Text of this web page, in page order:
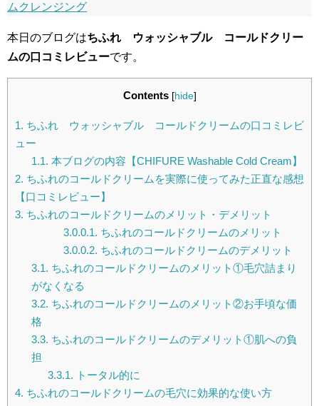
ムクレンジング
本日のブログはちふれ ウォッシャブル コールドクリー
ムの口コミレビューです。
Contents [hide]
1. ちふれ ウォッシャブル コールドクリームの口コミレビ
ュー
1.1. 本ブログの内容【CHIFURE Washable Cold Cream】
2. ちふれのコールドクリームを実際に使ってみた正直な感想
【口コミレビュー】
3. ちふれのコールドクリームのメリット・デメリット
3.0.0.1. ちふれのコールドクリームのメリット
3.0.0.2. ちふれのコールドクリームのデメリット
3.1. ちふれのコールドクリームのメリット①毛穴詰まり
がなくなる
3.2. ちふれのコールドクリームのメリット②お手頃な価
格
3.3. ちふれのコールドクリームのデメリット①肌への負
担
3.3.1. トータル的に
4. ちふれのコールドクリームの毛穴に効果的な使い方